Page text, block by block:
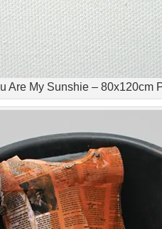
Are My Sunshie – 80x120cm